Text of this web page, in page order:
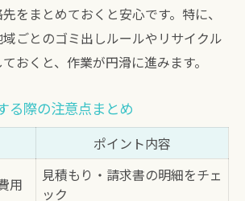
をまとめておくと安心です。特に、
ごとのゴミ出しルールやリサイクル
おくと、作業が円滑に進みます。
る際の注意点まとめ
ポイント内容
用
見積もり・請求書の明細をチェ
ック